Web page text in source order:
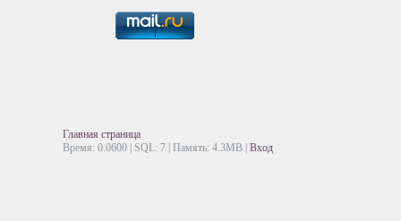
Главная страница
Время: 0.0600 | SQL: 7 | Память: 4.3MB Вход